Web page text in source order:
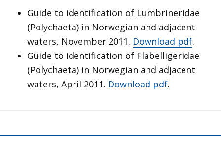
Guide to identification of Lumbrineridae
(Polychaeta) in Norwegian and adjacent
waters, November 2011. Download pdf.
Guide to identification of Flabelligeridae
(Polychaeta) in Norwegian and adjacent
waters, April 2011. Download pdf.